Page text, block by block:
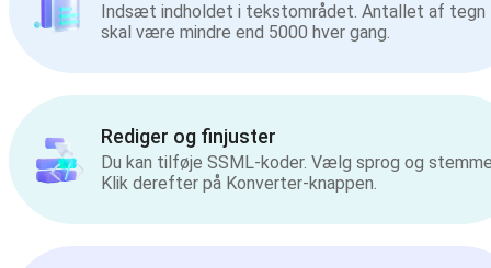
Indsæt indholdet i tekstområdet. Antallet af tegn
skal være mindre end 5000 hver gang.
Rediger og finjuster
Du kan tilføje SSML-koder. Vælg sprog og
Klik derefter på Konverter-knappen.